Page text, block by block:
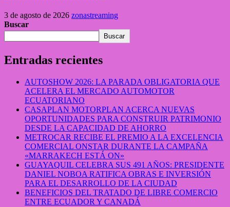
3 de agosto de 2026 zonastreaming
Buscar
Buscar
Entradas recientes
AUTOSHOW 2026: LA PARADA OBLIGATORIA QUE
ACELERA EL MERCADO AUTOMOTOR
ECUATORIANO
CASAPLAN MOTORPLAN ACERCA NUEVAS
OPORTUNIDADES PARA CONSTRUIR PATRIMONIO
DESDE LA CAPACIDAD DE AHORRO
METROCAR RECIBE EL PREMIO A LA EXCELENCIA
COMERCIAL ONSTAR DURANTE LA CAMPAÑA
«MARRAKECH ESTÁ ON»
GUAYAQUIL CELEBRA SUS 491 AÑOS: PRESIDENTE
DANIEL NOBOA RATIFICA OBRAS E INVERSIÓN
PARA EL DESARROLLO DE LA CIUDAD
BENEFICIOS DEL TRATADO DE LIBRE COMERCIO
ENTRE ECUADOR Y CANADÁ